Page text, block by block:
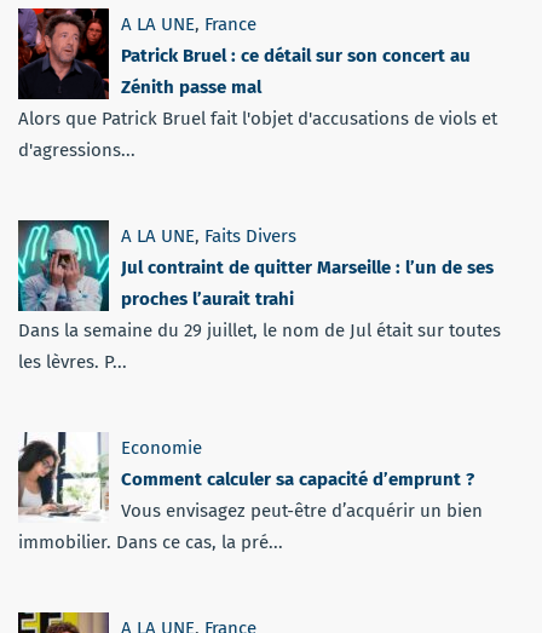
A LA UNE, France
Patrick Bruel : ce détail sur son concert au
Zénith passe mal
Alors que Patrick Bruel fait l'objet d'accusations de viols et
d'agressions...
A LA UNE, Faits Divers
Jul contraint de quitter Marseille : l’un de ses
proches l’aurait trahi
Dans la semaine du 29 juillet, le nom de Jul était sur toutes
les lèvres. P...
Economie
Comment calculer sa capacité d’emprunt ?
Vous envisagez peut-être d’acquérir un bien
immobilier. Dans ce cas, la pré...
A LA UNE, France